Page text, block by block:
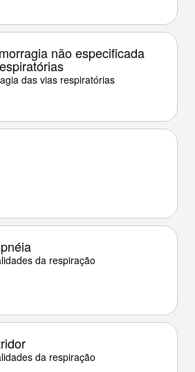
não especificada
das vias respiratórias
da respiração
da respiração